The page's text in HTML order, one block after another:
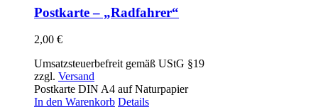
Postkarte – „Radfahrer“
2,00 €
Umsatzsteuerbefreit gemäß UStG §19
zzgl. Versand
Postkarte DIN A4 auf Naturpapier
In den Warenkorb Details